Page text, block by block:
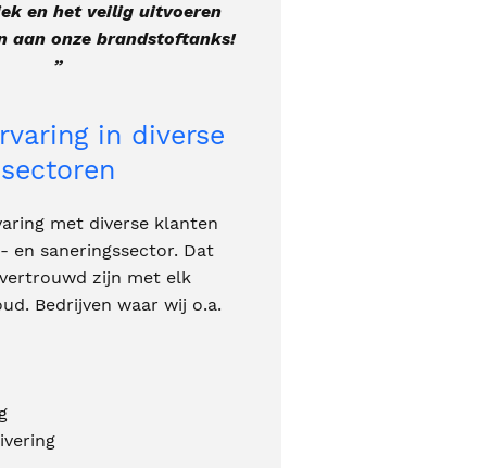
en het veilig uitvoeren
aan onze brandstoftanks!
”
in diverse
sectoren
met diverse klanten
en saneringssector. Dat
zijn met elk
Bedrijven waar wij o.a.